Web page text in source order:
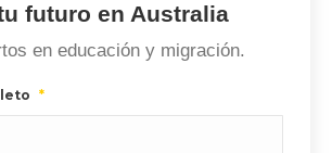
futuro en Australia
en educación y migración.
*